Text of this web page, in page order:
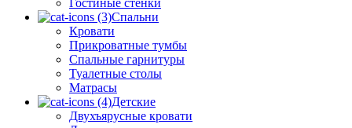
Гостиные стенки
Спальни
Кровати
Прикроватные тумбы
Спальные гарнитуры
Туалетные столы
Матрасы
Детские
Двухъярусные кровати